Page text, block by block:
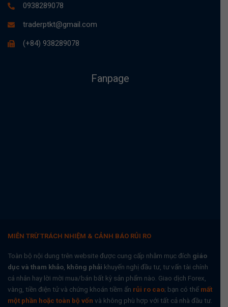
0938289078
traderptkt@gmail.com
(+84) 938289078
Fanpage
MIỄN TRỪ TRÁCH NHIỆM & CẢNH BÁO RỦI RO
Toàn bộ nội dung trên website được cung cấp nhằm mục đích giáo
dục và tham khảo không phải khuyến nghị đầu tư, tư vấn tài chính
cá nhân hay lời mời mua/bán bất kỳ sản phẩm nào. Giao dịch Forex,
vàng, tiền điện tử và chứng khoán tiềm ẩn rủi ro cao; bạn có thể mất
một phần hoặc toàn bộ vốn và không phù hợp với tất cả nhà đầu tư.